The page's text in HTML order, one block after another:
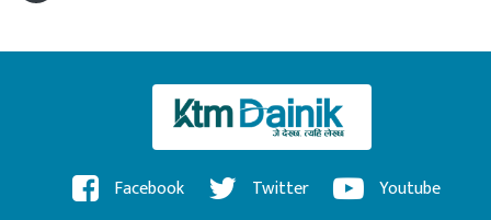
Facebook Twitter Youtube